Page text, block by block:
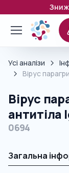
Усі аналізи
Вірус
Вірус
антитіла
0694
Загальна